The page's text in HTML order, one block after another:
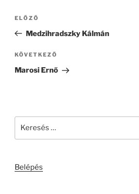
Bejegyzés
Korábbi
bejegyzés
ELŐZŐ
Medzihradszky Kálmán
Következő
bejegyzés
KÖVETKEZŐ
Marosi Ernő
Belépés